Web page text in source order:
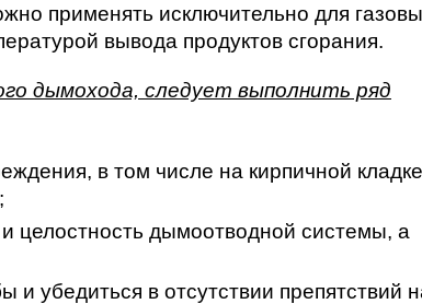
применять исключительно для
вывода продуктов сгорания.
дымохода, следует выполнить ряд
в том числе на кирпичной
целостность дымоотводной системы, а
и убедиться в отсутствии препятствий